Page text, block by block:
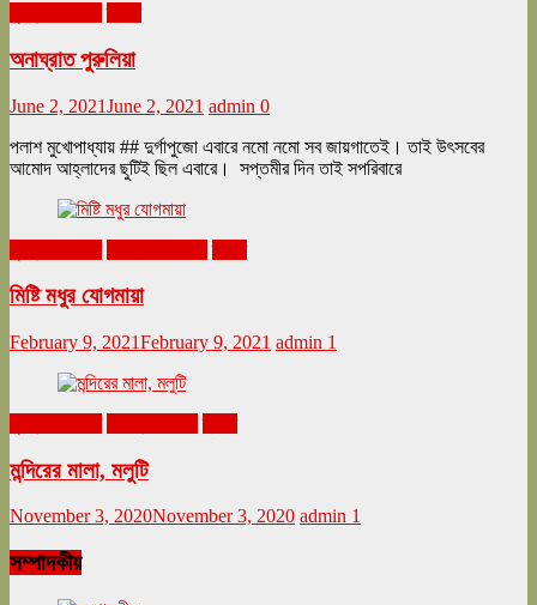
অনাঘ্রাত পুরুলিয়া
June 2, 2021June 2, 2021 admin 0
পলাশ মুখোপাধ্যায় ## দুর্গাপুজো এবারে নমো নমো সব জায়গাতেই। তাই উৎসবের
আমোদ আহ্লাদের ছুটিই ছিল এবারে। সপ্তমীর দিন তাই সপরিবারে
মিষ্টি মধুর যোগমায়া
February 9, 2021February 9, 2021 admin 1
মন্দিরের মালা, মলুটি
November 3, 2020November 3, 2020 admin 1
সম্পাদকীয়